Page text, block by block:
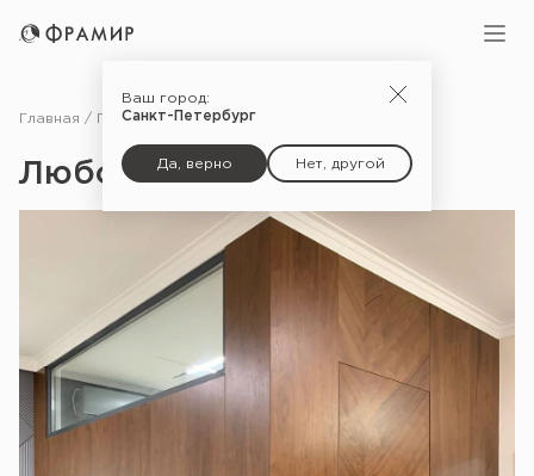
Ваш город:
Санкт-Петербург
Да, верно Нет, другой
Главная Портфолио Любовь к дереву
Любовь к дереву